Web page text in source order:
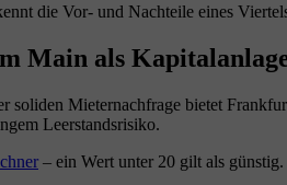
die Vor- und Nachteile eines
Main als
soliden Mieternachfrage bietet
Leerstandsrisiko.
– ein Wert unter 20 gilt als